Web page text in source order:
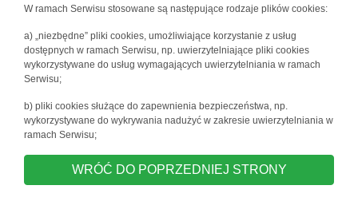
W ramach Serwisu stosowane są następujące rodzaje plików cookies:
a) „niezbędne” pliki cookies, umożliwiające korzystanie z usług
dostępnych w ramach Serwisu, np. uwierzytelniające pliki cookies
wykorzystywane do usług wymagających uwierzytelniania w ramach
Serwisu;
b) pliki cookies służące do zapewnienia bezpieczeństwa, np.
wykorzystywane do wykrywania nadużyć w zakresie uwierzytelniania w
ramach Serwisu;
WRÓĆ DO POPRZEDNIEJ STRONY